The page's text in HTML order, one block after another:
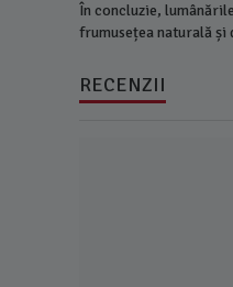
În concluzie,
frumusețea naturală
RECENZII